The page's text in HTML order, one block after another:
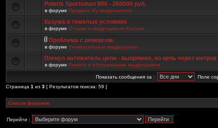
Polaris Sportsman 800 - 260000 руб.
в форуме Продажа б/у квадроциклов
Казума в тяжелых условиях
в форуме Отзывы о квадроциклах Kazuma
Проблема с реверсом.
в форуме Универсальные квадроциклы
Погнул натяжитель цепи - выпрямил, но цепь через метров
в форуме Ремонт и обслуживание квадроциклов
Показать сообщения за :
Поле
Страница 1 из 3 [ Результатов поиска: 59 ]
Список форумов
Перейти :